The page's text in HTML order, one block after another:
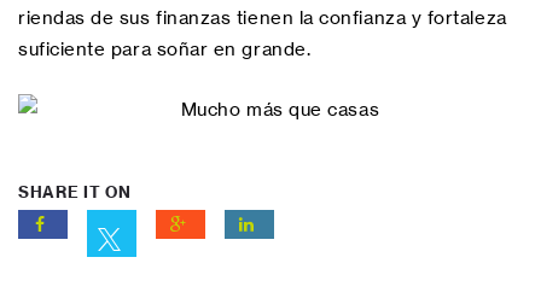
riendas de sus finanzas tienen la confianza y fortaleza
suficiente para soñar en grande.
SHARE IT ON